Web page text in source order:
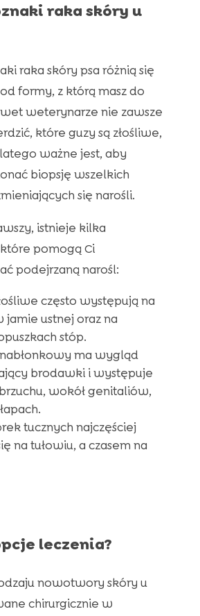
raka skóry u
raka skóry psa różnią się
formy, z którą masz do
weterynarze nie zawsze
które guzy są złośliwe,
ważne jest, aby
biopsję wszelkich
się narośli.
istnieje kilka
pomogą Ci
podejrzaną narośl:
często występują na
jamie ustnej oraz na
stóp.
ma wygląd
brodawki i występuje
wokół genitaliów,
tucznych najczęściej
na tułowiu, a czasem na
leczenia?
nowotwory skóry u
chirurgicznie w